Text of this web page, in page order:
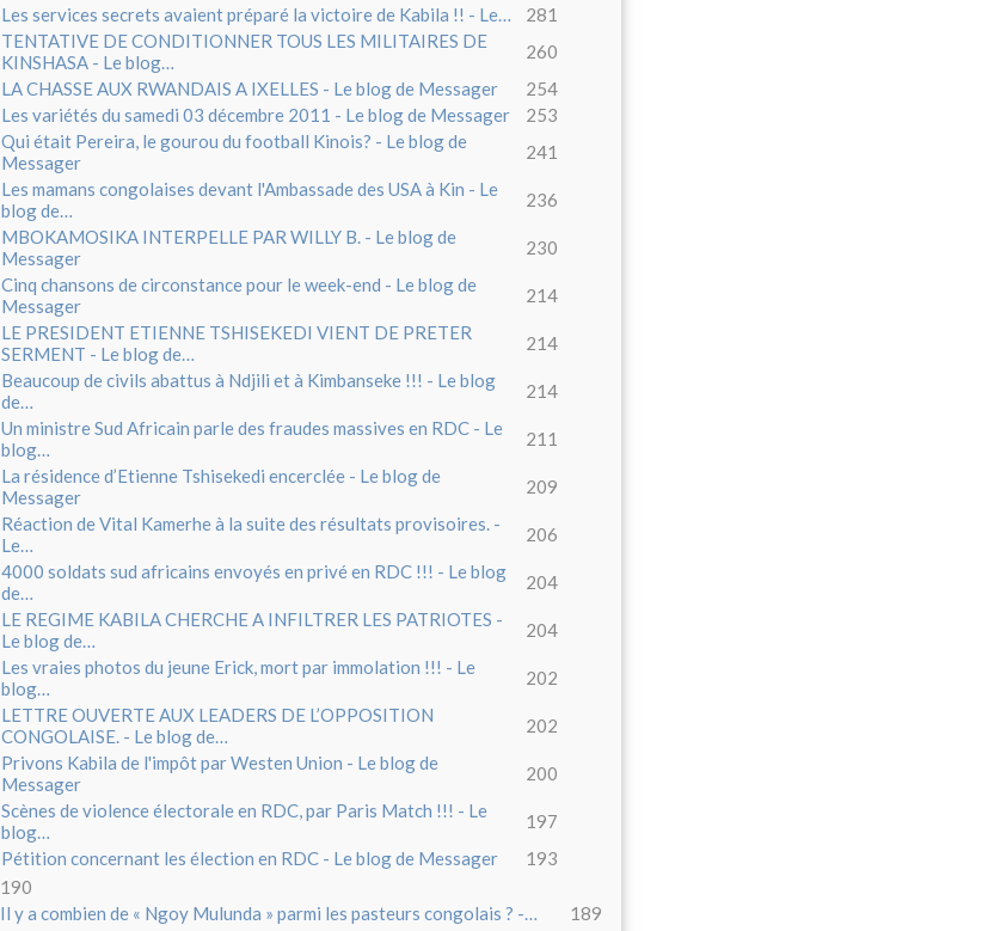
Les services secrets avaient préparé la victoire de Kabila !! - Le…
281
TENTATIVE DE CONDITIONNER TOUS LES MILITAIRES DE
KINSHASA - Le blog…
260
LA CHASSE AUX RWANDAIS A IXELLES - Le blog de Messager
254
Les variétés du samedi 03 décembre 2011 - Le blog de Messager
253
Qui était Pereira, le gourou du football Kinois? - Le blog de
Messager
241
Les mamans congolaises devant l'Ambassade des USA à Kin - Le
blog de…
236
MBOKAMOSIKA INTERPELLE PAR WILLY B. - Le blog de
Messager
230
Cinq chansons de circonstance pour le week-end - Le blog de
Messager
214
LE PRESIDENT ETIENNE TSHISEKEDI VIENT DE PRETER
SERMENT - Le blog de…
214
Beaucoup de civils abattus à Ndjili et à Kimbanseke !!! - Le blog
de…
214
Un ministre Sud Africain parle des fraudes massives en RDC - Le
blog…
211
La résidence d’Etienne Tshisekedi encerclée - Le blog de
Messager
209
Réaction de Vital Kamerhe à la suite des résultats provisoires. -
Le…
206
4000 soldats sud africains envoyés en privé en RDC !!! - Le blog
de…
204
LE REGIME KABILA CHERCHE A INFILTRER LES PATRIOTES -
Le blog de…
204
Les vraies photos du jeune Erick, mort par immolation !!! - Le
blog…
202
LETTRE OUVERTE AUX LEADERS DE L’OPPOSITION
CONGOLAISE. - Le blog de…
202
Privons Kabila de l'impôt par Westen Union - Le blog de
Messager
200
Scènes de violence électorale en RDC, par Paris Match !!! - Le
blog…
197
Pétition concernant les élection en RDC - Le blog de Messager
193
190
Il y a combien de « Ngoy Mulunda » parmi les pasteurs congolais ? -…
189